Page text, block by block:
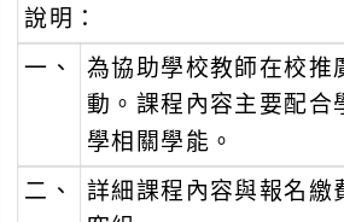
說明：
一、
為協助學校教師在校推
動。課程內容主要配合
學相關學能。
二、
詳細課程內容與報名